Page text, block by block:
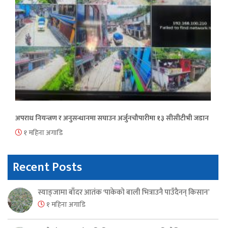
अपराध नियन्त्रण र अनुसन्धानमा सघाउन अर्जुनचौपारीमा १३ सीसीटीभी जडान
१ महिना अगाडि
Recent Posts
स्याङ्जामा बाँदर आतंक ‘पाकेको बाली भित्राउनै पाउँदैनन् किसान’
१ महिना अगाडि